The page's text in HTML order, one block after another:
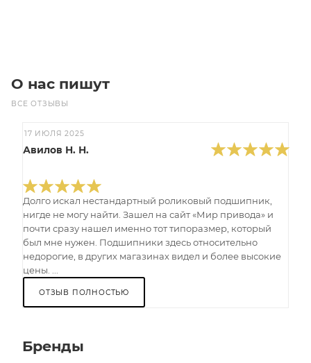
О нас пишут
ВСЕ ОТЗЫВЫ
17 ИЮЛЯ 2025
Авилов Н. Н.
Долго искал нестандартный роликовый подшипник,
нигде не могу найти. Зашел на сайт «Мир привода» и
почти сразу нашел именно тот типоразмер, который
был мне нужен. Подшипники здесь относительно
недорогие, в других магазинах видел и более высокие
цены. ...
ОТЗЫВ ПОЛНОСТЬЮ
Бренды